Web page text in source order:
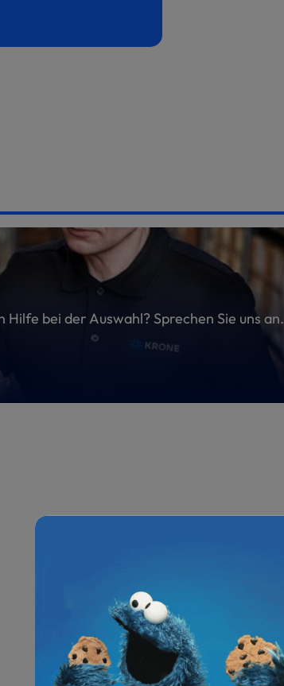
bei der Auswahl? Sprechen Sie uns an.